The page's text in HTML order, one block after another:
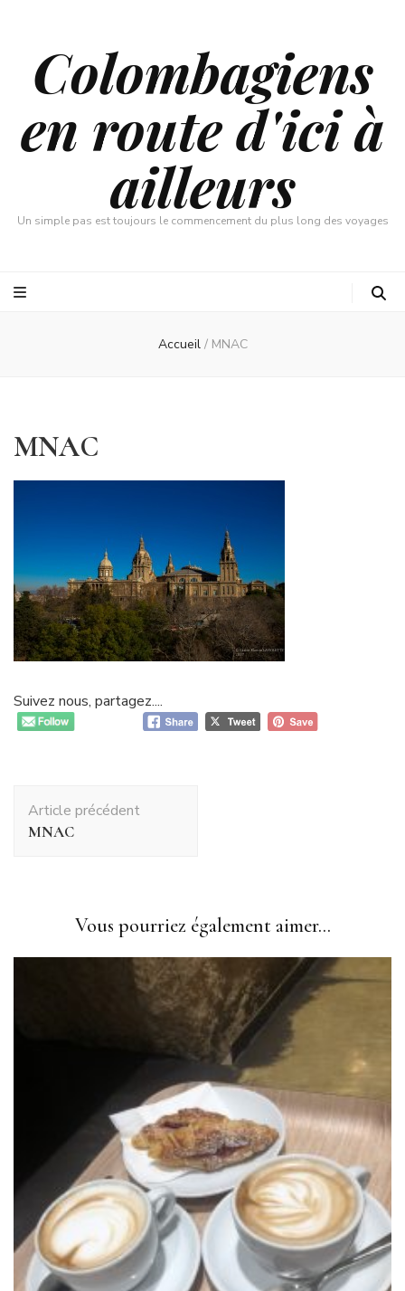
Colombagiens
en route d'ici à
ailleurs
Un simple pas est toujours le commencement du plus long des voyages
Accueil / MNAC
MNAC
Suivez nous, partagez....
d'article
Article précédent
MNAC
Vous pourriez également aimer...